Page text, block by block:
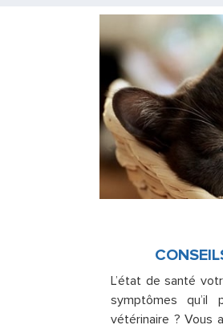
L’état de santé
symptômes qu’il
vétérinaire ? Vous